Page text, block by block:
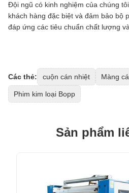
Đội ngũ có kinh nghiệm của chúng
khách hàng đặc biệt và đảm bảo bộ
đáp ứng các tiêu chuẩn chất lượng
Các thẻ: cuộn cán nhiệt Màng
Phim kim loại Bopp
Sản phẩm